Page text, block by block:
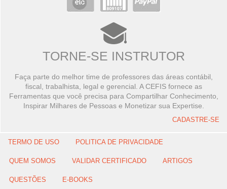
TORNE-SE INSTRUTOR
Faça parte do melhor time de professores das áreas contábil,
fiscal, trabalhista, legal e gerencial. A CEFIS fornece as
Ferramentas que você precisa para Compartilhar Conhecimento,
Inspirar Milhares de Pessoas e Monetizar sua Expertise.
CADASTRE-SE
TERMO DE USO POLITICA DE PRIVACIDADE
QUEM SOMOS VALIDAR CERTIFICADO ARTIGOS
QUESTÕES E-BOOKS